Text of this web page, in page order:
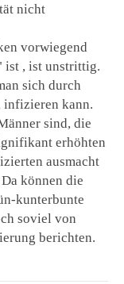
nicht
vorwiegend
ist , ist unstrittig.
sich durch
infizieren kann.
sind, die
erhöhten
ausmacht
können die
kunterbunte
soviel von
berichten.